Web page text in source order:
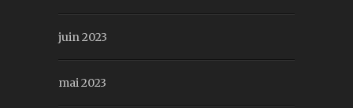
juin 2023
mai 2023